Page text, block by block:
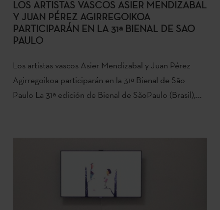
LOS ARTISTAS VASCOS ASIER MENDIZABAL
Y JUAN PÉREZ AGIRREGOIKOA
PARTICIPARÁN EN LA 31ª BIENAL DE SAO
PAULO
Los artistas vascos Asier Mendizabal y Juan Pérez
Agirregoikoa participarán en la 31ª Bienal de São
Paulo La 31ª edición de Bienal de SãoPaulo (Brasil),...